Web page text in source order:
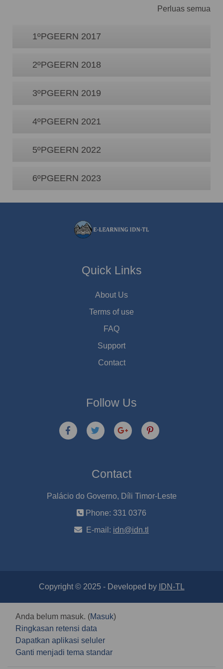
Perluas semua
1ºPGEERN 2017
2ºPGEERN 2018
3ºPGEERN 2019
4ºPGEERN 2021
5ºPGEERN 2022
6ºPGEERN 2023
Quick Links
About Us
Terms of use
FAQ
Support
Contact
Follow Us
Contact
Palácio do Governo, Díli Timor-Leste
Phone: 331 0376
E-mail: idn@idn.tl
Copyright © 2025 - Developed by IDN-TL
Anda belum masuk. (Masuk)
Ringkasan retensi data
Dapatkan aplikasi seluler
Ganti menjadi tema standar